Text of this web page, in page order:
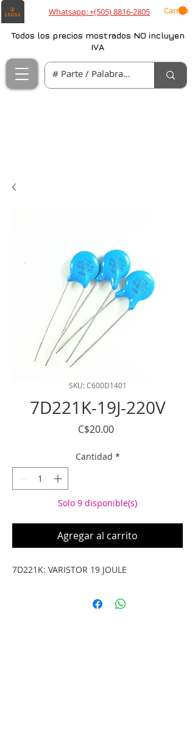
Whatsapp: +(505) 8816-2805 Carrito
Todos los precios mostrados NO incluyen
IVA
SKU: C600D1401
7D221K-19J-220V
C$20.00Precio
Cantidad *
Solo 9 disponible(s)
Agregar al carrito
7D221K: VARISTOR 19 JOULE